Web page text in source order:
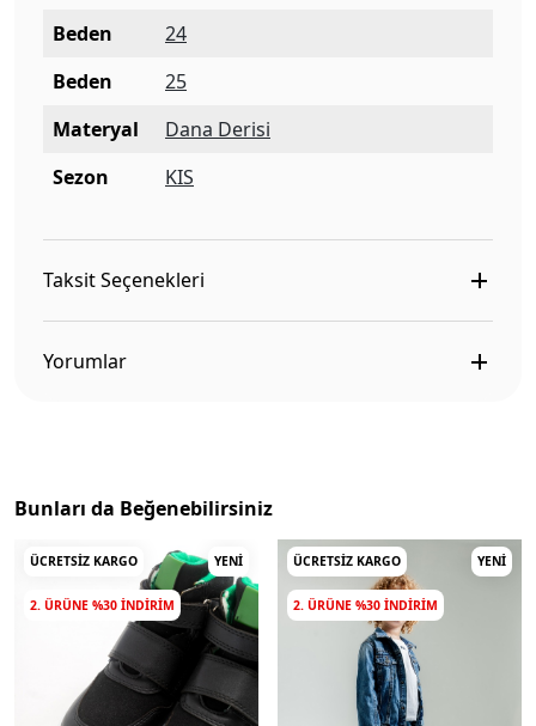
Beden
24
Beden
25
Materyal
Dana Derisi
Sezon
KIS
Taksit Seçenekleri
Yorumlar
Bunları da Beğenebilirsiniz
ÜCRETSIZ KARGO YENI
2. ÜRÜNE %30 INDIRIM
ÜCRETSIZ KARGO YENI
2. ÜRÜNE %30 INDIRIM